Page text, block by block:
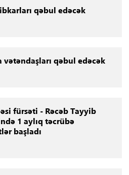
qəbul edəcək
vətəndaşları qəbul edəcək
fürsəti - Rəcəb Tayyib
1 aylıq təcrübə
başladı